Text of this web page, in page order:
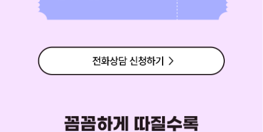
150,000원 쿠폰 380,000원 쿠폰